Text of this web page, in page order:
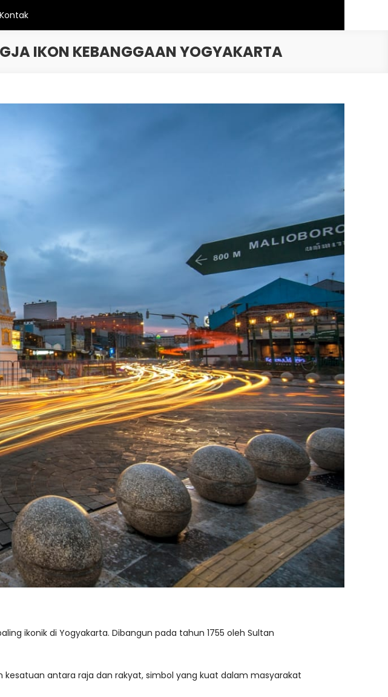
Kontak
IKON KEBANGGAAN YOGYAKARTA
ikonik di Yogyakarta. Dibangun pada tahun 1755 oleh Sultan
antara raja dan rakyat, simbol yang kuat dalam masyarakat